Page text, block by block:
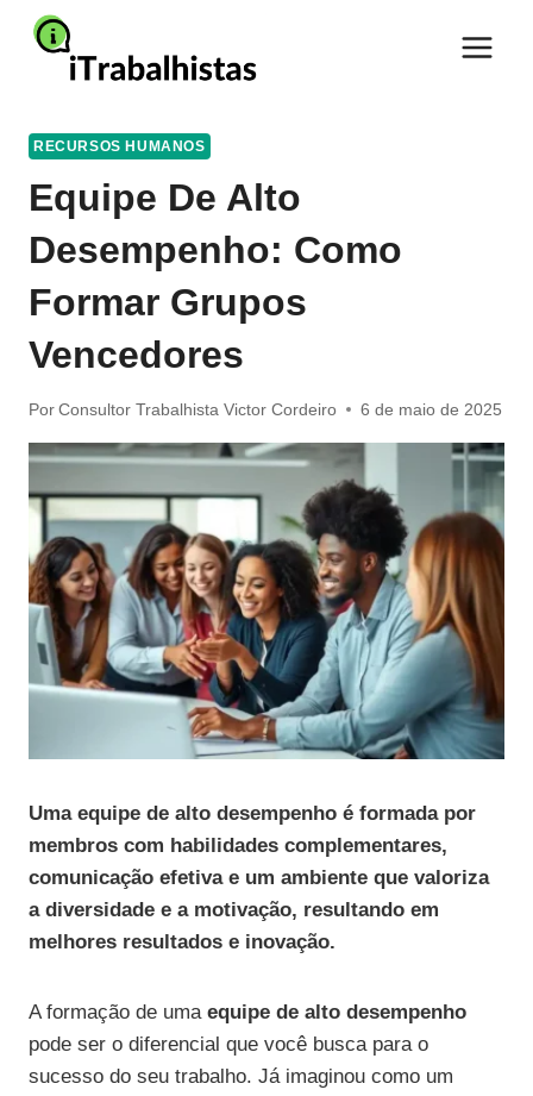
Pular
para
RECURSOS HUMANOS
Equipe De Alto
Desempenho: Como
Formar Grupos
Vencedores
Por Consultor Trabalhista Victor Cordeiro 6 de maio de 2025
Uma equipe de alto desempenho é formada por
membros com habilidades complementares,
comunicação efetiva e um ambiente que valoriza
a diversidade e a motivação, resultando em
melhores resultados e inovação.
A formação de uma equipe de alto desempenho
pode ser o diferencial que você busca para o
sucesso do seu trabalho. Já imaginou como um